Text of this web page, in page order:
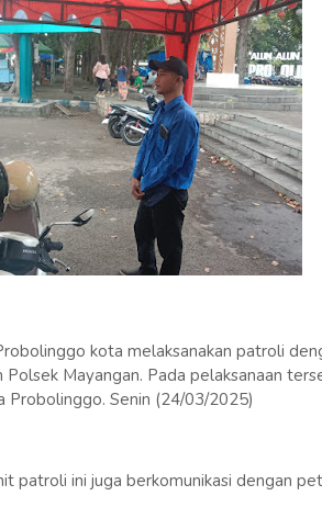
kota melaksanakan patroli
Mayangan. Pada pelaksanaan
Probolinggo. Senin (24/03/2025)
patroli ini juga berkomunikasi dengan